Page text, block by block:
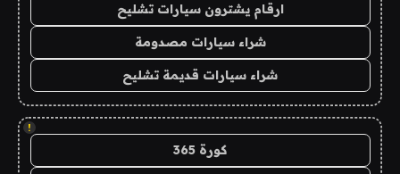
ارقام يشترون سيارات تشليح
شراء سيارات مصدومة
شراء سيارات قديمة تشليح
!
كورة 365